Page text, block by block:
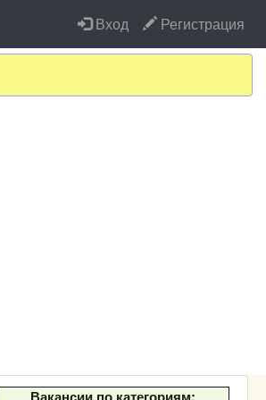
Вход Регистрация